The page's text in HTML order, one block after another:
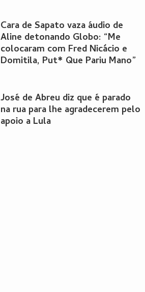
Cara de Sapato vaza áudio de
Aline detonando Globo: “Me
colocaram com Fred Nicácio e
Domitila, Put* Que Pariu Mano”
José de Abreu diz que é parado
na rua para lhe agradecerem pelo
apoio a Lula